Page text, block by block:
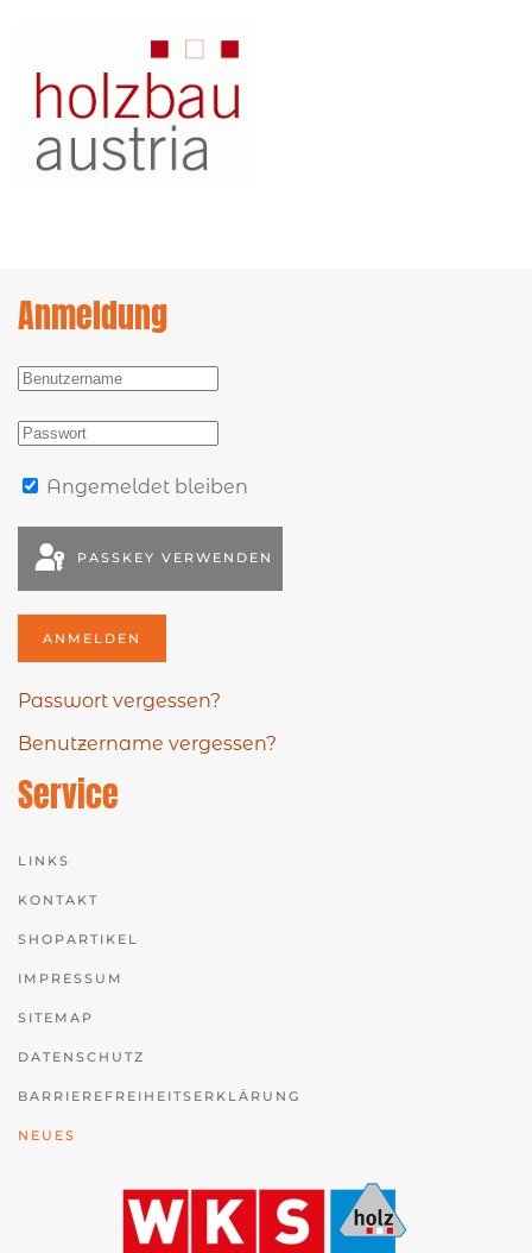
Anmeldung
Angemeldet bleiben
PASSKEY VERWENDEN
ANMELDEN
Passwort vergessen?
Benutzername vergessen?
Service
LINKS
KONTAKT
SHOPARTIKEL
IMPRESSUM
SITEMAP
DATENSCHUTZ
BARRIEREFREIHEITSERKLÄRUNG
NEUES